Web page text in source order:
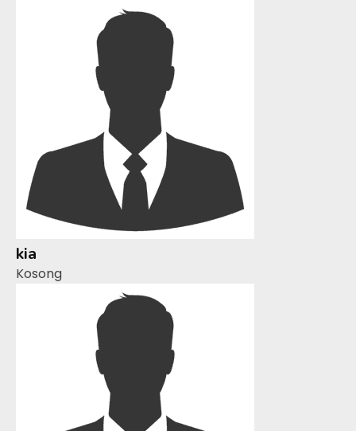
kia
Kosong